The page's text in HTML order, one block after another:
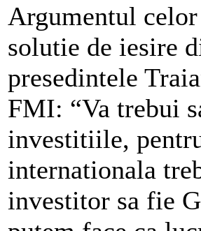
Argumentul
solutie de iesire
presedintele
FMI: “Va trebui
investitiile,
internationala
investitor sa fie